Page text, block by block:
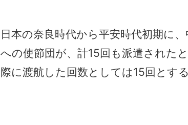
日本の奈良時代から平安時代初期に、
への使節団が、計15回も派遣された
際に渡航した回数としては15回とす